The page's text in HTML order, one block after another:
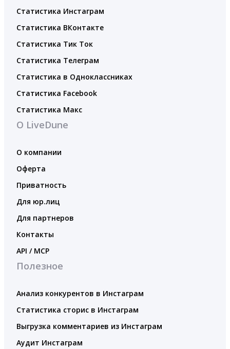
Статистика Инстаграм
Статистика ВКонтакте
Статистика Тик Ток
Статистика Телеграм
Статистика в Одноклассниках
Статистика Facebook
Статистика Макс
О LiveDune
О компании
Оферта
Приватность
Для юр.лиц
Для партнеров
Контакты
API / MCP
Полезное
Анализ конкурентов в Инстаграм
Статистика сторис в Инстаграм
Выгрузка комментариев из Инстаграм
Аудит Инстаграм